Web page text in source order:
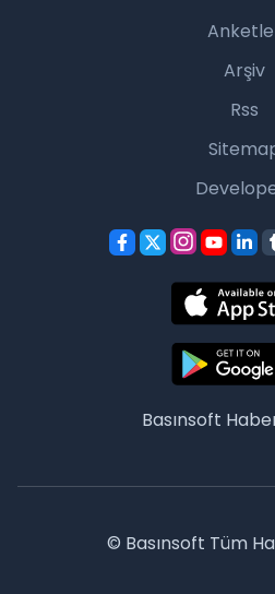
Arşiv
Rss
Basınsoft
© Basınsoft Tüm